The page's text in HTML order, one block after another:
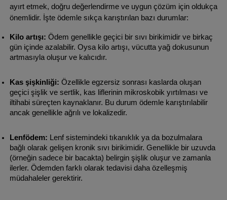
ayırt etmek, doğru değerlendirme ve uygun çözüm için oldukça
önemlidir. İşte ödemle sıkça karıştırılan bazı durumlar:
Kilo artışı: Ödem genellikle geçici bir sıvı birikimidir ve birkaç
gün içinde azalabilir. Oysa kilo artışı, vücutta yağ dokusunun
artmasıyla oluşur ve kalıcıdır.
Kas şişkinliği: Özellikle egzersiz sonrası kaslarda oluşan
geçici şişlik ve sertlik, kas liflerinin mikroskobik yırtılması ve
iltihabi süreçten kaynaklanır. Bu durum ödemle karıştırılabilir
ancak genellikle ağrılı ve lokalizedir.
Lenfödem: Lenf sistemindeki tıkanıklık ya da bozulmalara
bağlı olarak gelişen kronik sıvı birikimidir. Genellikle bir uzuvda
(örneğin sadece bir bacakta) belirgin şişlik oluşur ve zamanla
ilerler. Ödemden farklı olarak tedavisi daha özelleşmiş
müdahaleler gerektirir.